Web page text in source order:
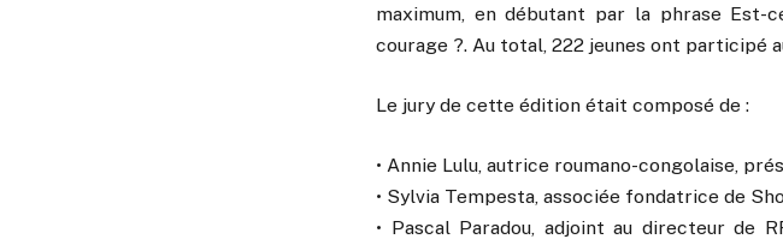
maximum, en débutant par la phrase
courage ?. Au total, 222 jeunes ont participé
Le jury de cette édition était composé de :
• Annie Lulu, autrice roumano-congolaise,
• Sylvia Tempesta, associée fondatrice de
• Pascal Paradou, adjoint au directeur de